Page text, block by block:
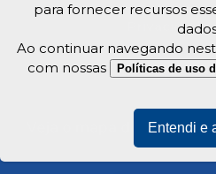
Trabalhe
Privacidade
Veja o mapa do site
para fornecer recursos
Ao continuar navegando
com nossas
Políticas de uso
Entendi e